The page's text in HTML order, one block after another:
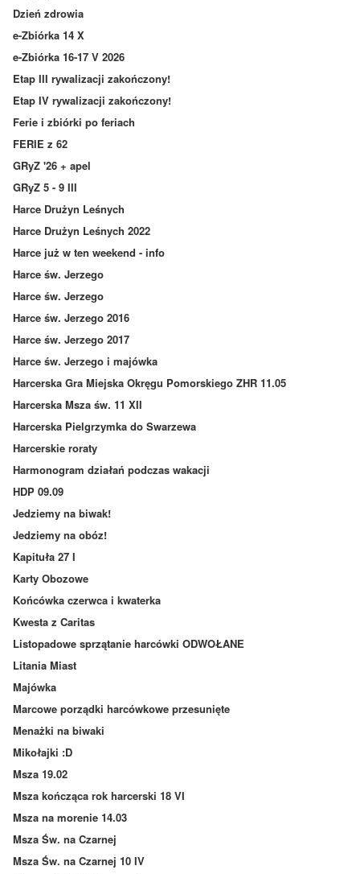
Dzień zdrowia
e-Zbiórka 14 X
e-Zbiórka 16-17 V 2026
Etap III rywalizacji zakończony!
Etap IV rywalizacji zakończony!
Ferie i zbiórki po feriach
FERIE z 62
GRyZ '26 + apel
GRyZ 5 - 9 III
Harce Drużyn Leśnych
Harce Drużyn Leśnych 2022
Harce już w ten weekend - info
Harce św. Jerzego
Harce św. Jerzego
Harce św. Jerzego 2016
Harce św. Jerzego 2017
Harce św. Jerzego i majówka
Harcerska Gra Miejska Okręgu Pomorskiego ZHR 11.05
Harcerska Msza św. 11 XII
Harcerska Pielgrzymka do Swarzewa
Harcerskie roraty
Harmonogram działań podczas wakacji
HDP 09.09
Jedziemy na biwak!
Jedziemy na obóz!
Kapituła 27 I
Karty Obozowe
Końcówka czerwca i kwaterka
Kwesta z Caritas
Listopadowe sprzątanie harcówki ODWOŁANE
Litania Miast
Majówka
Marcowe porządki harcówkowe przesunięte
Menażki na biwaki
Mikołajki :D
Msza 19.02
Msza kończąca rok harcerski 18 VI
Msza na morenie 14.03
Msza Św. na Czarnej
Msza Św. na Czarnej 10 IV